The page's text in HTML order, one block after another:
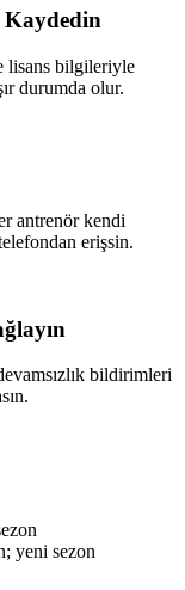
Kaydedin
lisans bilgileriyle
durumda olur.
antrenör kendi
erişsin.
bildirimleri
yeni sezon